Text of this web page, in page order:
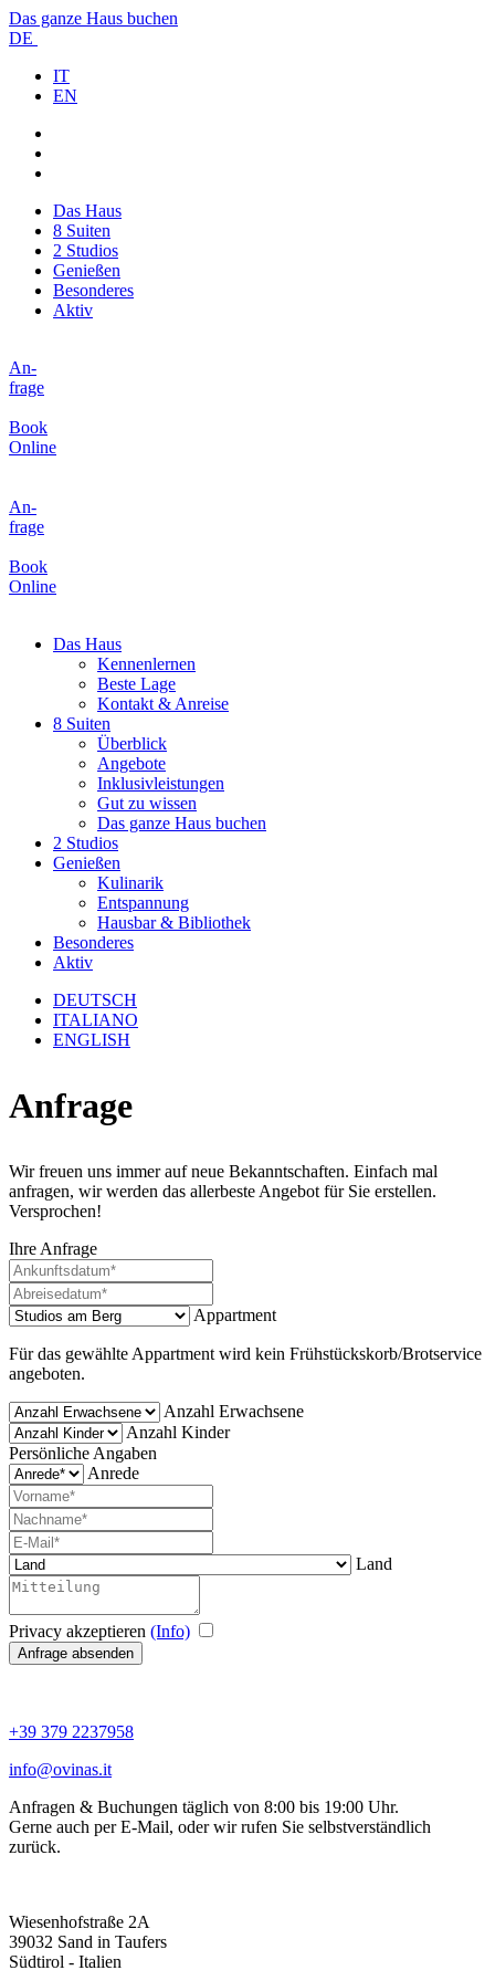
Das ganze Haus buchen
DE
IT
EN
Das Haus
8 Suiten
2 Studios
Genießen
Besonderes
Aktiv
An-
frage
Book
Online
An-
frage
Book
Online
Das Haus
Kennenlernen
Beste Lage
Kontakt & Anreise
8 Suiten
Überblick
Angebote
Inklusivleistungen
Gut zu wissen
Das ganze Haus buchen
2 Studios
Genießen
Kulinarik
Entspannung
Hausbar & Bibliothek
Besonderes
Aktiv
DEUTSCH
ITALIANO
ENGLISH
Anfrage
Wir freuen uns immer auf neue Bekanntschaften. Einfach mal
anfragen, wir werden das allerbeste Angebot für Sie erstellen.
Versprochen!
Ihre Anfrage
Appartment
Für das gewählte Appartment wird kein Frühstückskorb/Brotservice
angeboten.
Anzahl Erwachsene
Anzahl Kinder
Persönliche Angaben
Anrede
Land
Privacy akzeptieren (Info)
Anfrage absenden
+39 379 2237958
info@ovinas.it
Anfragen & Buchungen täglich von 8:00 bis 19:00 Uhr.
Gerne auch per E-Mail, oder wir rufen Sie selbstverständlich
zurück.
Wiesenhofstraße 2A
39032 Sand in Taufers
Südtirol - Italien